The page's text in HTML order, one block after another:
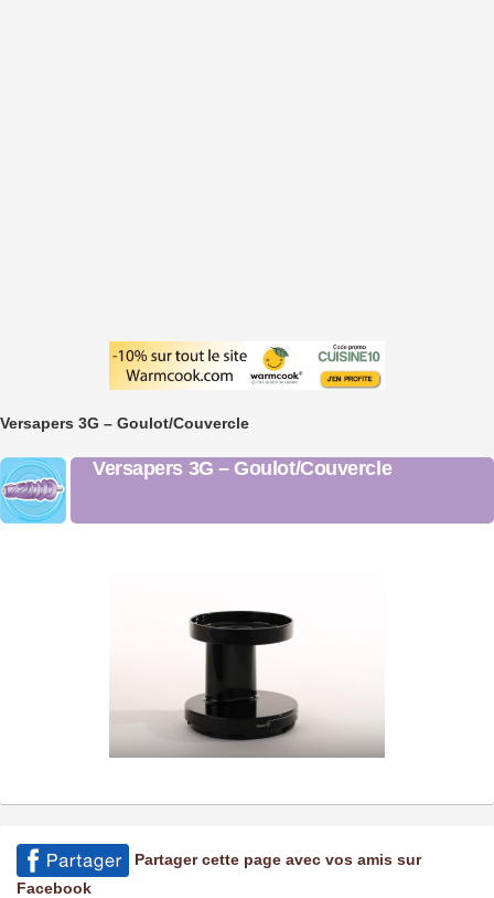
Versapers 3G – Goulot/Couvercle
Versapers 3G – Goulot/Couvercle
Partager cette page avec vos amis sur
Facebook